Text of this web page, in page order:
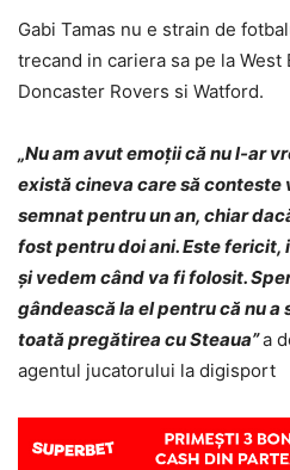
Gabi Tamas nu e strain de
trecand in cariera sa pe la West
Doncaster Rovers si Watford.
„Nu am avut emoţii că nu l-ar
există cineva care să conteste
semnat pentru un an, chiar
fost pentru doi ani. Este
şi vedem când va fi folosit.
gândească la el pentru că nu
toată pregătirea cu Steaua”a
agentul jucatorului la digisport